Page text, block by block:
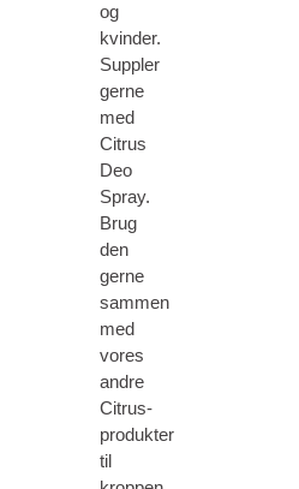
og
kvinder.
Suppler
gerne
med
Citrus
Deo
Spray.
Brug
den
gerne
sammen
med
vores
andre
Citrus-
produkter
til